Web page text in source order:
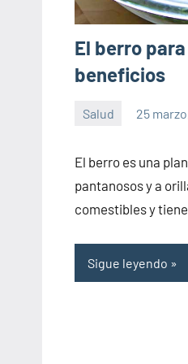
El berro
beneficios
Salud 25
la
salud
comentarios
El berro es una
pantanosos y a
comestibles y
Sigue leyendo